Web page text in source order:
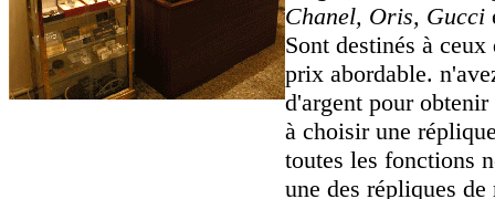
Chanel, Oris, Gucci
Sont destinés à
prix abordable.
d'argent pour
à choisir une
toutes les fonctions
une des répliques